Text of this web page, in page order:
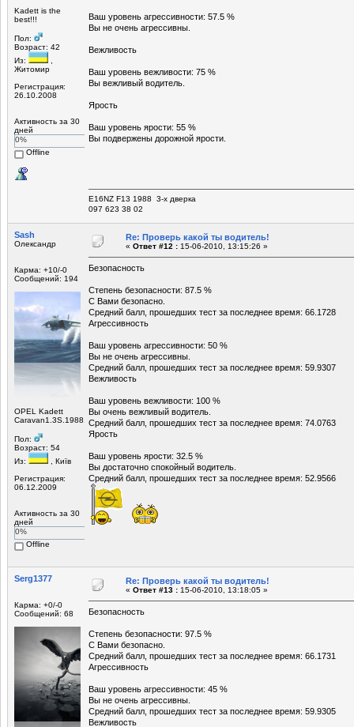
Kadett is the
best!!!
Пол:
Возраст: 42
Из:
Житомир
Регистрация:
26.10.2008
Активность за 30
дней
0%
Offline
Ваш уровень агрессивности: 57.5 %
Вы не очень агрессивны.
Вежливость
Ваш уровень вежливости: 75 %
Вы вежливый водитель.
Ярость
Ваш уровень ярости: 55 %
Вы подвержены дорожной ярости.
E16NZ F13 1988 3-х дверка
097 623 38 02
Sash
Олександр
Карма: +10/-0
Сообщений: 194
OPEL Kadett
Caravan1.3S.1988.
Пол:
Возраст: 54
Из:
, Київ
Регистрация:
06.12.2009
Активность за 30
дней
0%
Offline
Re: Проверь какой ты водитель!
« Ответ #12 : 15-06-2010, 13:15:26 »
Безопасность
Степень безопасности: 87.5 %
С Вами безопасно.
Средний балл, прошедших тест за последнее время: 66.1728
Агрессивность
Ваш уровень агрессивности: 50 %
Вы не очень агрессивны.
Средний балл, прошедших тест за последнее время: 59.9307
Вежливость
Ваш уровень вежливости: 100 %
Вы очень вежливый водитель.
Средний балл, прошедших тест за последнее время: 74.0763
Ярость
Ваш уровень ярости: 32.5 %
Вы достаточно спокойный водитель.
Средний балл, прошедших тест за последнее время: 52.9566
Serg1377
Карма: +0/-0
Сообщений: 68
Re: Проверь какой ты водитель!
« Ответ #13 : 15-06-2010, 13:18:05 »
Безопасность
Степень безопасности: 97.5 %
С Вами безопасно.
Средний балл, прошедших тест за последнее время: 66.1731
Агрессивность
Ваш уровень агрессивности: 45 %
Вы не очень агрессивны.
Средний балл, прошедших тест за последнее время: 59.9305
Вежливость